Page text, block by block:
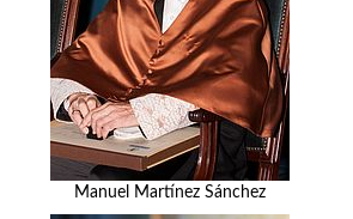
Manuel Martínez Sánchez